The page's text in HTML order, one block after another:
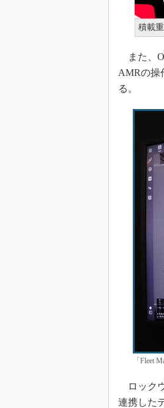
積載
また、
AMRの操
る。
「Fleet
ロック
連携した